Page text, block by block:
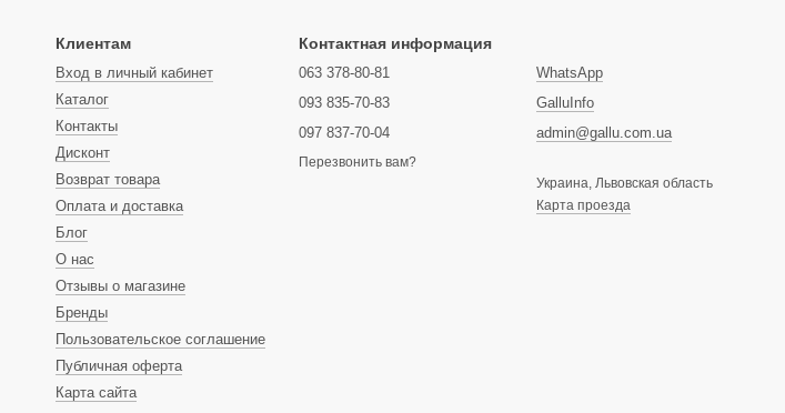
Клиентам
Вход в личный кабинет
Каталог
Контакты
Дисконт
Возврат товара
Оплата и доставка
Блог
О нас
Отзывы о магазине
Бренды
Пользовательское соглашение
Публичная оферта
Карта сайта
Контактная информация
063 378-80-81
093 835-70-83
097 837-70-04
Перезвонить вам?
WhatsApp
GalluInfo
admin@gallu.com.ua
Украина, Львовская область
Карта проезда